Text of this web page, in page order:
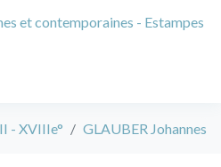
et contemporaines - Estampes
- XVIIIe° GLAUBER Johannes